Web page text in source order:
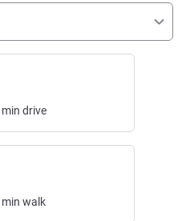
min drive
min walk